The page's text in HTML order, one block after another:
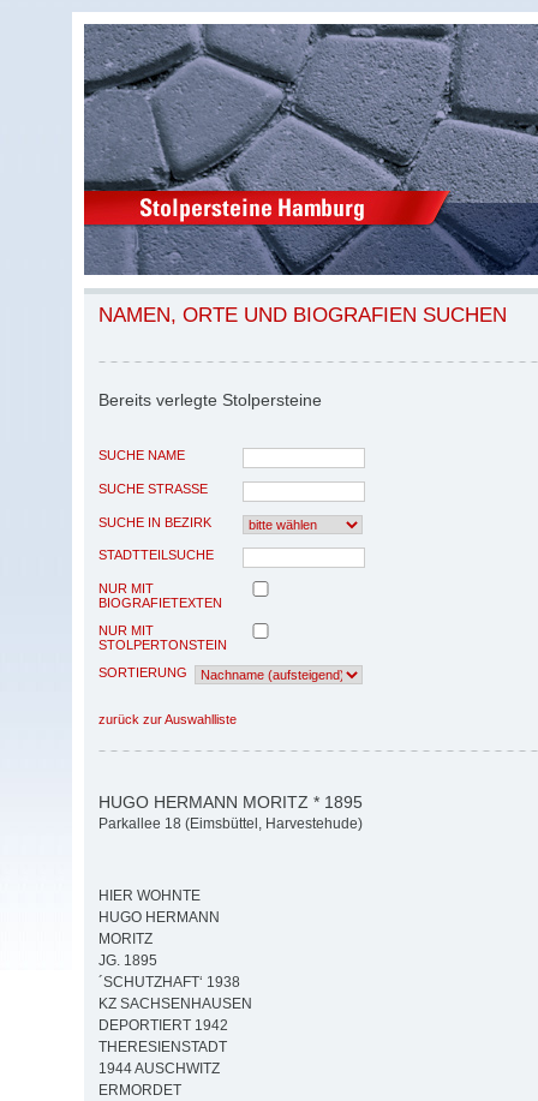
NAMEN, ORTE UND BIOGRAFIEN SUCHEN
Bereits verlegte Stolpersteine
SUCHE NAME
SUCHE STRASSE
SUCHE IN BEZIRK
STADTTEILSUCHE
NUR MIT
BIOGRAFIETEXTEN
NUR MIT
STOLPERTONSTEIN
SORTIERUNG
zurück zur Auswahlliste
HUGO HERMANN MORITZ * 1895
Parkallee 18 (Eimsbüttel, Harvestehude)
HIER WOHNTE
HUGO HERMANN
MORITZ
JG. 1895
´SCHUTZHAFT‘ 1938
KZ SACHSENHAUSEN
DEPORTIERT 1942
THERESIENSTADT
1944 AUSCHWITZ
ERMORDET